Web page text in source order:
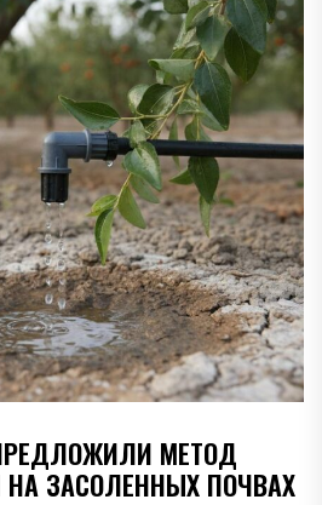
МЕТОД
ЗАСОЛЕННЫХ ПОЧВАХ